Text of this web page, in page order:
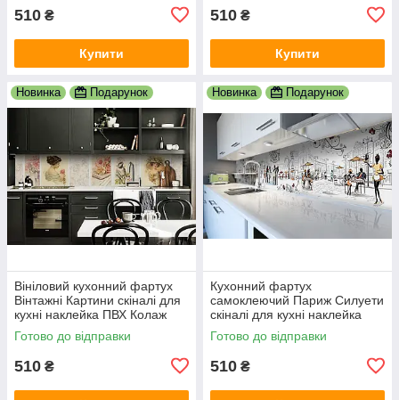
510 ₴
Купити
510 ₴
Купити
Новинка Подарунок
Вініловий кухонний фартух
Вінтажні Картини скіналі для
кухні наклейка ПВХ Колаж
Люди Бежевий 600х2000 мм
Готово до відправки
510 ₴
Новинка Подарунок
Кухонний фартух
самоклеючий Париж Силуети
скіналі для кухні наклейка
ПВХ люди мальований
вулиця 600х2000 мм
Готово до відправки
510 ₴